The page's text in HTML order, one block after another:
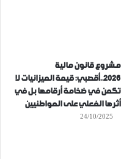
مشروع قانون مالية
2026..أقصبي: قيمة الميزانيات لا
تكمن في ضخامة أرقامها بل في
أثرها الفعلي على المواطنيين
24/10/2025